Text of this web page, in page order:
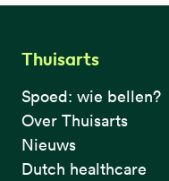
Thuisarts
Spoed: wie bellen?
Over Thuisarts
Nieuws
Dutch healthcare